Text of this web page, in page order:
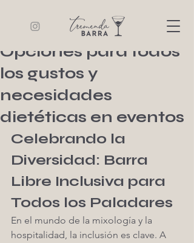
Barra libre inclusiva:
Opciones para todos
los gustos y
necesidades
dietéticas en eventos
Celebrando la
Diversidad: Barra
Libre Inclusiva para
Todos los Paladares
En el mundo de la mixología y la
hospitalidad, la inclusión es clave. A